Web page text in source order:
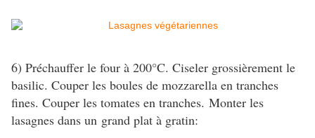
6) Préchauffer le four à 200°C. Ciseler grossièrement le
basilic. Couper les boules de mozzarella en tranches
fines. Couper les tomates en tranches. Monter les
lasagnes dans un grand plat à gratin: